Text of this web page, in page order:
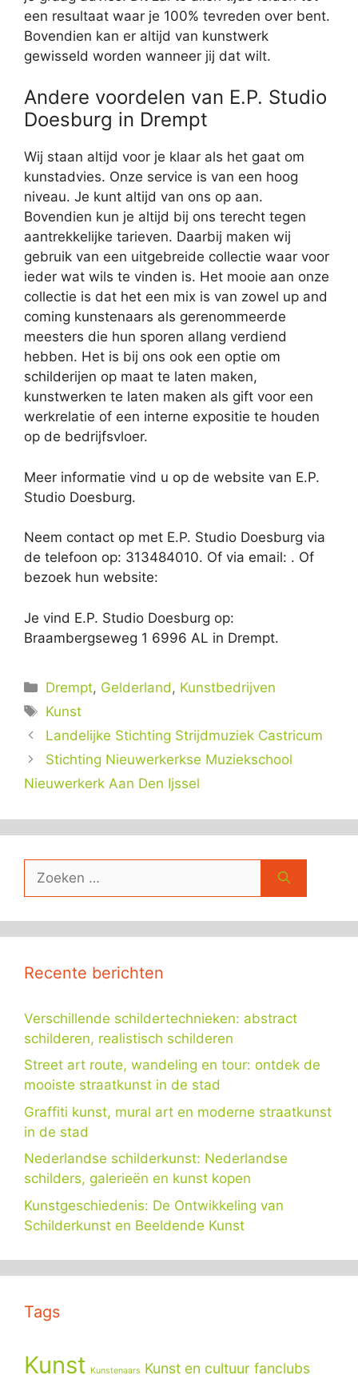
een resultaat waar je 100% tevreden over bent.
Bovendien kan er altijd van kunstwerk
gewisseld worden wanneer jij dat wilt.
Andere voordelen van E.P. Studio
Doesburg in Drempt
Wij staan altijd voor je klaar als het gaat om
kunstadvies. Onze service is van een hoog
niveau. Je kunt altijd van ons op aan.
Bovendien kun je altijd bij ons terecht tegen
aantrekkelijke tarieven. Daarbij maken wij
gebruik van een uitgebreide collectie waar voor
ieder wat wils te vinden is. Het mooie aan onze
collectie is dat het een mix is van zowel up and
coming kunstenaars als gerenommeerde
meesters die hun sporen allang verdiend
hebben. Het is bij ons ook een optie om
schilderijen op maat te laten maken,
kunstwerken te laten maken als gift voor een
werkrelatie of een interne expositie te houden
op de bedrijfsvloer.
Meer informatie vind u op de website van E.P.
Studio Doesburg.
Neem contact op met E.P. Studio Doesburg via
de telefoon op: 313484010. Of via email: . Of
bezoek hun website:
Je vind E.P. Studio Doesburg op:
Braambergseweg 1 6996 AL in Drempt.
Categorieën
Drempt, Gelderland , Kunstbedrijven
Tags
Kunst
Landelijke Stichting Strijdmuziek Castricum
Stichting Nieuwerkerkse Muziekschool
Nieuwerkerk Aan Den Ijssel
naar:
Recente berichten
Verschillende schildertechnieken: abstract
schilderen, realistisch schilderen
Street art route, wandeling en tour: ontdek de
mooiste straatkunst in de stad
Graffiti kunst, mural art en moderne straatkunst
in de stad
Nederlandse schilderkunst: Nederlandse
schilders, galerieën en kunst kopen
Kunstgeschiedenis: De Ontwikkeling van
Schilderkunst en Beeldende Kunst
Tags
Kunst Kunstenaars Kunst en cultuur fanclubs